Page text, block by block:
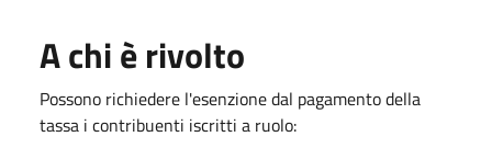
A chi è rivolto
Possono richiedere l'esenzione dal pagamento della
tassa i contribuenti iscritti a ruolo: